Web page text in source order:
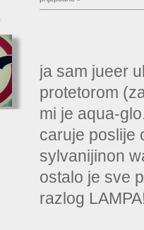
ja sam jueer
protetorom
mi je aqua-
caruje poslije
sylvanijinon
ostalo je sve
razlog